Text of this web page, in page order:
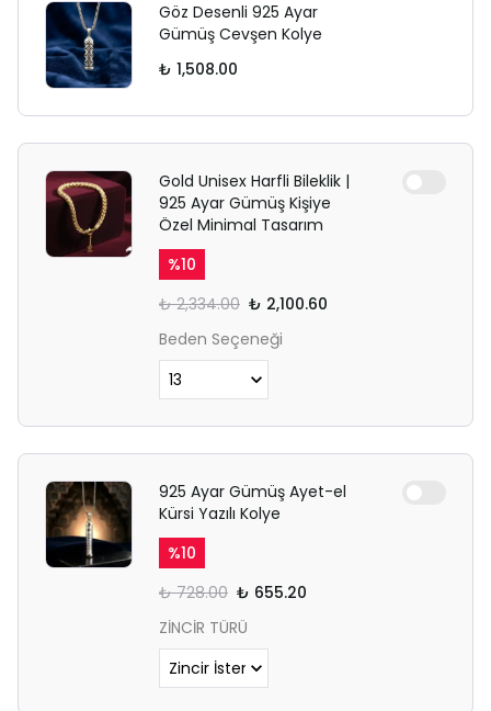
Göz Desenli 925 Ayar
Gümüş Cevşen Kolye
₺ 1,508.00
Gold Unisex Harfli Bileklik |
925 Ayar Gümüş Kişiye
Özel Minimal Tasarım
%10
₺ 2,334.00 ₺ 2,100.60
Beden Seçeneği
925 Ayar Gümüş Ayet-el
Kürsi Yazılı Kolye
%10
₺ 728.00 ₺ 655.20
ZİNCİR TÜRÜ